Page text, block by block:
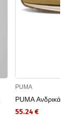
PUMA
PUMA Ανδρικά
55.24 €